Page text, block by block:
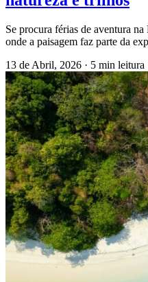
Se procura férias de aventura
onde a paisagem faz parte da
13 de Abril, 2026 · 5 min leitura